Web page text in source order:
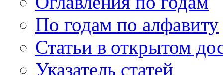
По годам по алфавиту
Статьи в открытом
Указатель статей